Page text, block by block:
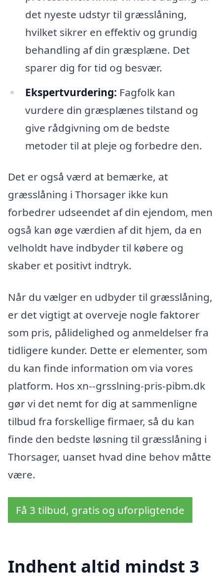
det nyeste udstyr til græsslåning,
hvilket sikrer en effektiv og grundig
behandling af din græsplæne. Det
sparer dig for tid og besvær.
Ekspertvurdering: Fagfolk kan
vurdere din græsplænes tilstand og
give rådgivning om de bedste
metoder til at pleje og forbedre den.
Det er også værd at bemærke, at
græsslåning i Thorsager ikke kun
forbedrer udseendet af din ejendom, men
også kan øge værdien af dit hjem, da en
velholdt have indbyder til købere og
skaber et positivt indtryk.
Når du vælger en udbyder til græsslåning,
er det vigtigt at overveje nogle faktorer
som pris, pålidelighed og anmeldelser fra
tidligere kunder. Dette er elementer, som
du kan finde information om via vores
platform. Hos xn--grsslning-pris-pibm.dk
gør vi det nemt for dig at sammenligne
tilbud fra forskellige firmaer, så du kan
finde den bedste løsning til græsslåning i
Thorsager, uanset hvad dine behov måtte
være.
Få 3 tilbud, gratis og uforpligtende
Indhent altid mindst 3